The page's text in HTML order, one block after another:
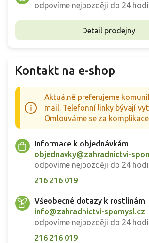
odpovíme nejpozději do 24
Detail prodejny
Kontakt na e-shop
Aktuálně preferujeme
mail. Telefonní linky bývají
Omlouváme se za
Informace k objednávkám
objednavky@zahradnictvi-
odpovíme nejpozději do 24
216 216 019
Všeobecné dotazy k rostlinám
info@zahradnictvi-spomysl.cz
odpovíme nejpozději do 24
216 216 019